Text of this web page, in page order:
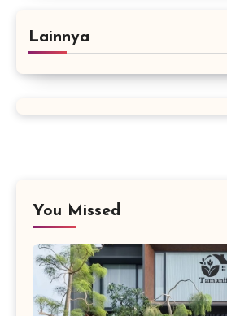
Lainnya
You Missed